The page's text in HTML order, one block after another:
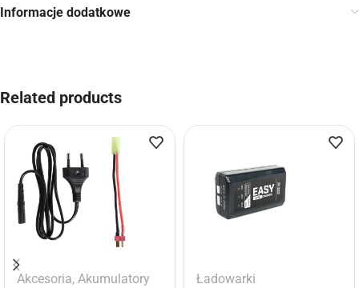
Informacje dodatkowe
Related products
Akcesoria, Akumulatory
Ładowarki